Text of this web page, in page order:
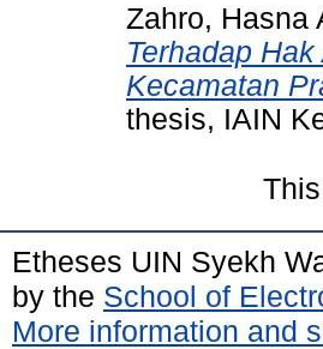
Zahro, Hasna
Terhadap
Kecamatan
thesis, IAIN
Etheses UIN Syekh
by the School of
More information and